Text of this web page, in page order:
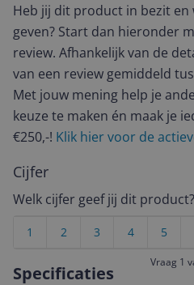
Specificaties
Heb jij dit product in bezit en
geven? Start dan hieronder
review. Afhankelijk van de
van een review gemiddeld
Met jouw mening help je
keuze te maken én maak je
€250,-! Klik hier voor de
Cijfer
Welk cijfer geef jij dit product?
5
4
3
2
1
Vraag 1